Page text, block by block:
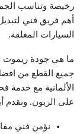
رخيصة وتناسب
أهم فريق فني
السيارات المغلقة.
ما هي جودة ريموت
جميع القطع من افضل
الألمانية مع خدمة
على الزبون. ونقدم
نؤمن فني